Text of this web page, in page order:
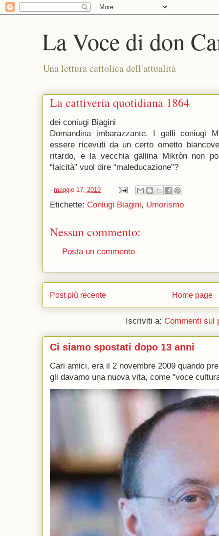
La Voce di don
Una lettura cattolica dell'attualità
La cattiveria quotidiana 1864
dei coniugi Biagini
Domandina imbarazzante. I galli coniugi
essere ricevuti da un certo ometto
ritardo, e la vecchia gallina Mikròn non
“laicità” vuol dire “maleducazione”?
- maggio 17, 2019
Etichette: Coniugi Biagini, Umorismo
Nessun commento:
Posta un commento
Post più recente Home page
Iscriviti a: Commenti sul
Ci siamo spostati dopo 13 anni
Cari amici, era il 2 novembre 2009 quando
gli davamo una nuova vita, come "voce